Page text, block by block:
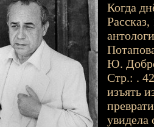
Когда
Ю.
Стр.: .
изъять
увидела